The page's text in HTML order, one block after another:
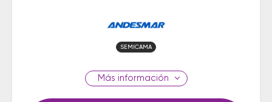
SEMICAMA
información